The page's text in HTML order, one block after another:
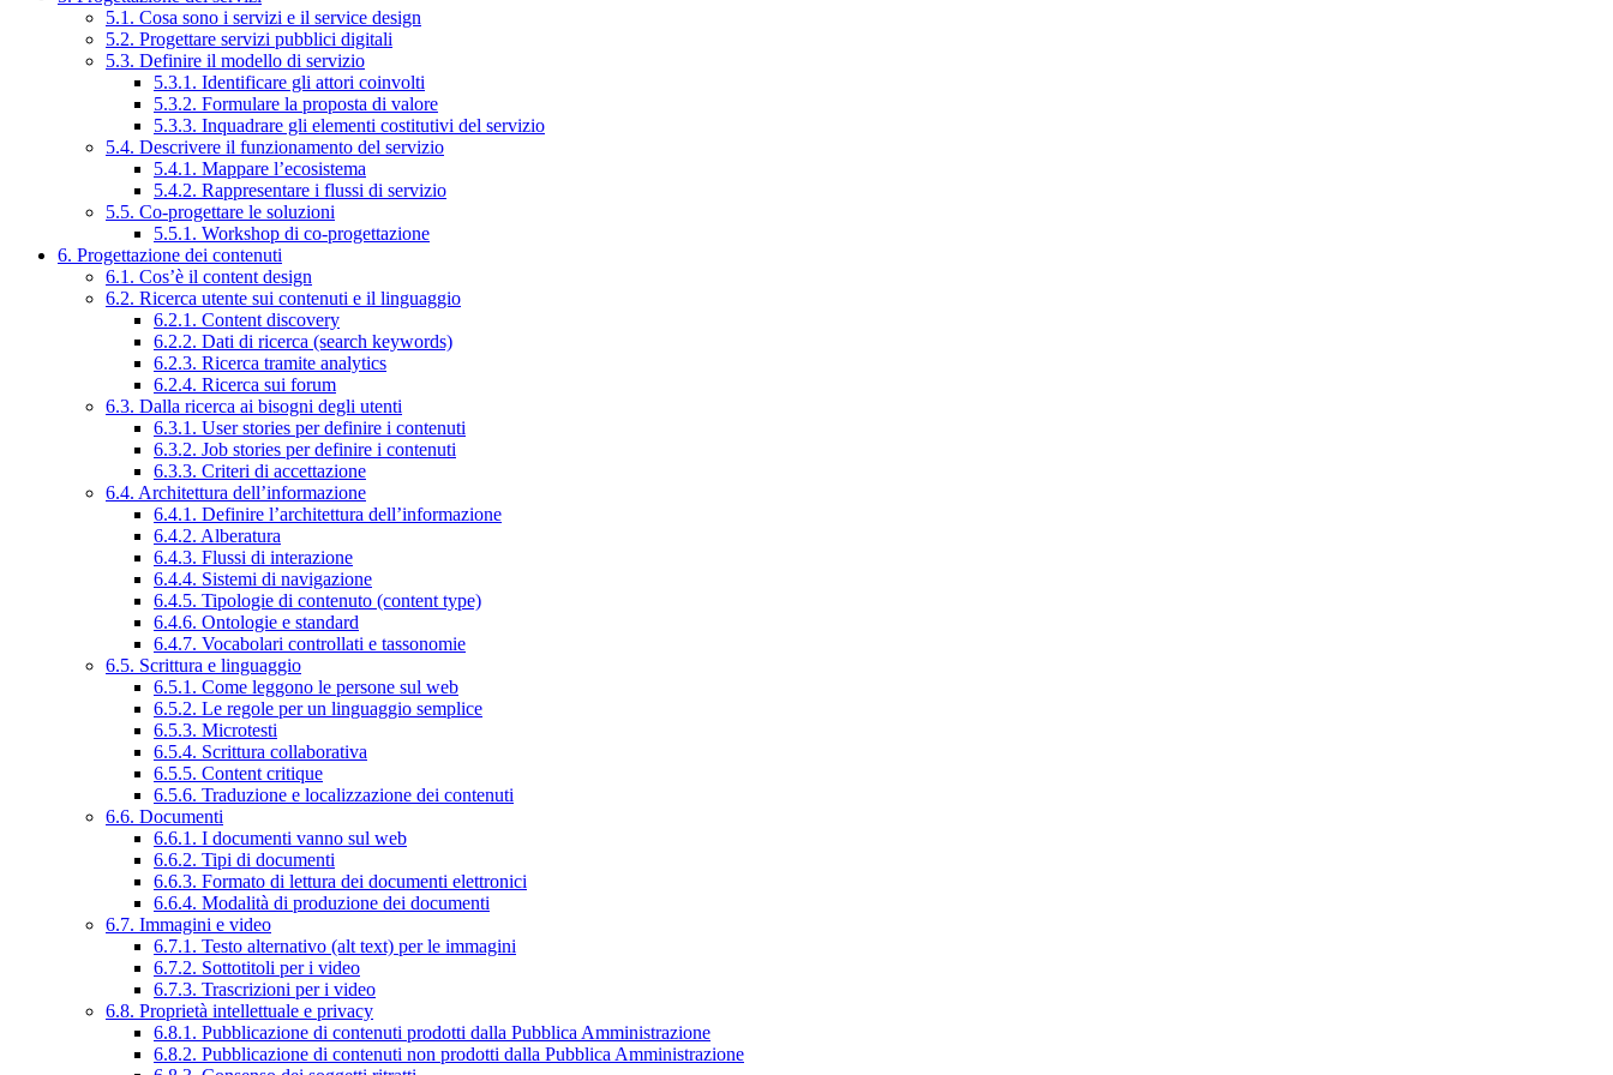
5.1. Cosa sono i servizi e il service design
5.2. Progettare servizi pubblici digitali
5.3. Definire il modello di servizio
5.3.1. Identificare gli attori coinvolti
5.3.2. Formulare la proposta di valore
5.3.3. Inquadrare gli elementi costitutivi del servizio
5.4. Descrivere il funzionamento del servizio
5.4.1. Mappare l’ecosistema
5.4.2. Rappresentare i flussi di servizio
5.5. Co-progettare le soluzioni
5.5.1. Workshop di co-progettazione
6. Progettazione dei contenuti
6.1. Cos’è il content design
6.2. Ricerca utente sui contenuti e il linguaggio
6.2.1. Content discovery
6.2.2. Dati di ricerca (search keywords)
6.2.3. Ricerca tramite analytics
6.2.4. Ricerca sui forum
6.3. Dalla ricerca ai bisogni degli utenti
6.3.1. User stories per definire i contenuti
6.3.2. Job stories per definire i contenuti
6.3.3. Criteri di accettazione
6.4. Architettura dell’informazione
6.4.1. Definire l’architettura dell’informazione
6.4.2. Alberatura
6.4.3. Flussi di interazione
6.4.4. Sistemi di navigazione
6.4.5. Tipologie di contenuto (content type)
6.4.6. Ontologie e standard
6.4.7. Vocabolari controllati e tassonomie
6.5. Scrittura e linguaggio
6.5.1. Come leggono le persone sul web
6.5.2. Le regole per un linguaggio semplice
6.5.3. Microtesti
6.5.4. Scrittura collaborativa
6.5.5. Content critique
6.5.6. Traduzione e localizzazione dei contenuti
6.6. Documenti
6.6.1. I documenti vanno sul web
6.6.2. Tipi di documenti
6.6.3. Formato di lettura dei documenti elettronici
6.6.4. Modalità di produzione dei documenti
6.7. Immagini e video
6.7.1. Testo alternativo (alt text) per le immagini
6.7.2. Sottotitoli per i video
6.7.3. Trascrizioni per i video
6.8. Proprietà intellettuale e privacy
6.8.1. Pubblicazione di contenuti prodotti dalla Pubblica Amministrazione
6.8.2. Pubblicazione di contenuti non prodotti dalla Pubblica Amministrazione